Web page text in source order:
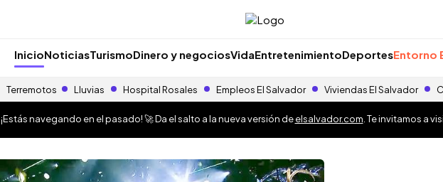
InicioNoticiasTurismoDinero y negociosVidaEntretenimientoDeportesEntorno
Terremotos Lluvias Hospital Rosales Empleos El Salvador Viviendas El Salvador
¡Estás navegando en el pasado! 🚀 Da el salto a la nueva versión deelsalvador.com . Te invitamos a